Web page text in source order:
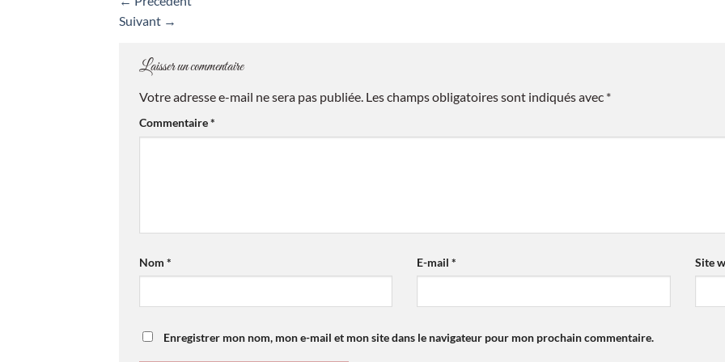
Suivant →
Laisser un commentaire
Votre adresse e-mail ne sera pas publiée. Les champs obligatoires sont indiqués avec *
Commentaire*
Nom * E-mail* Site
Enregistrer mon nom, mon e-mail et mon site dans le navigateur pour mon prochain commentaire.